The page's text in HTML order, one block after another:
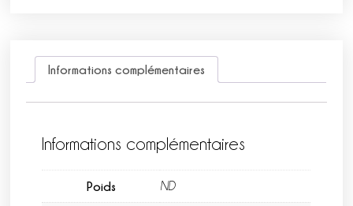
Informations complémentaires
Informations complémentaires
Poids ND